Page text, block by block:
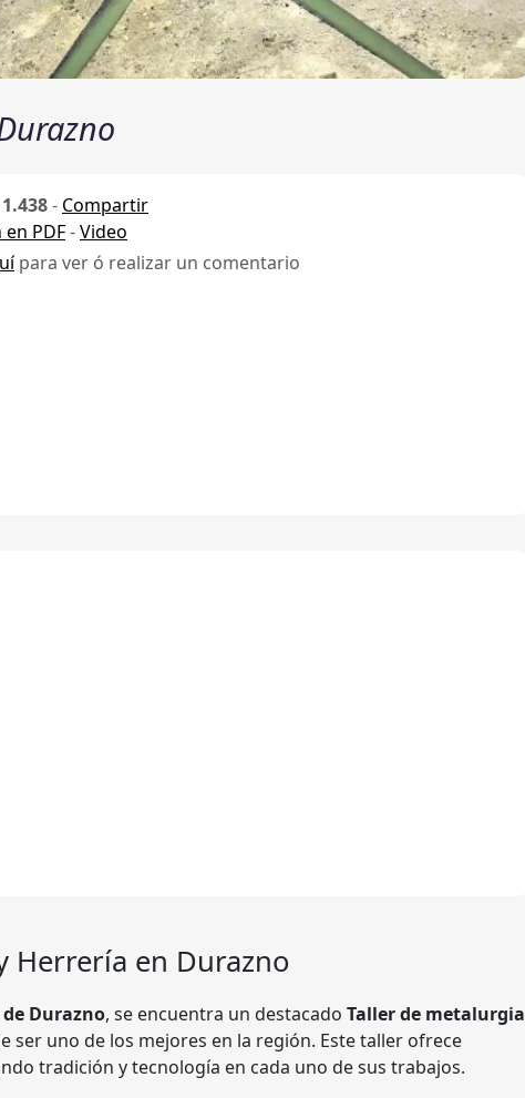
1.438- Compartir
PDF-Video
para ver ó realizar un comentario
Herrería en Durazno
Durazno, se encuentra un destacado Taller de metalurgia
ser uno de los mejores en la región. Este taller ofrece
tradición y tecnología en cada uno de sus trabajos.